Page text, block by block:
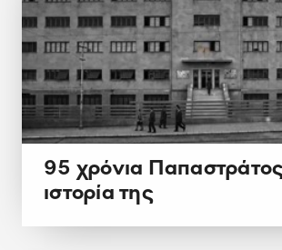
95 χρόνια
ιστορία της